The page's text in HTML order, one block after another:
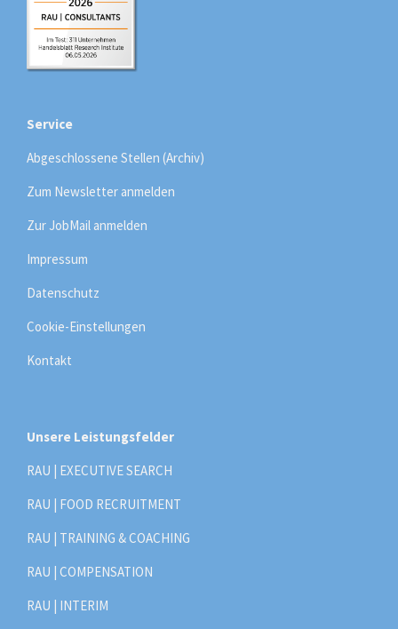
Service
Abgeschlossene Stellen (Archiv)
Zum Newsletter anmelden
Zur JobMail anmelden
Impressum
Datenschutz
Cookie-Einstellungen
Kontakt
Unsere Leistungsfelder
RAU | EXECUTIVE SEARCH
RAU | FOOD RECRUITMENT
RAU | TRAINING & COACHING
RAU | COMPENSATION
RAU | INTERIM